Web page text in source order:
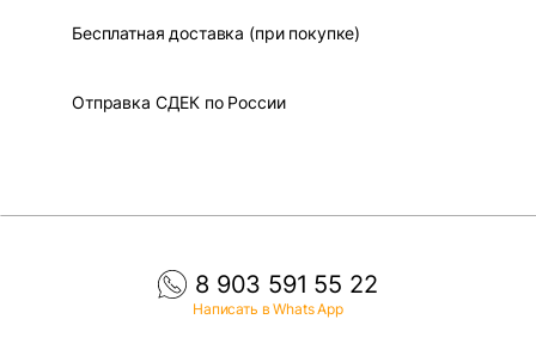
Бесплатная доставка (при покупке)
Отправка СДЕК по России
8 903 591 55 22
Написать в Whats App